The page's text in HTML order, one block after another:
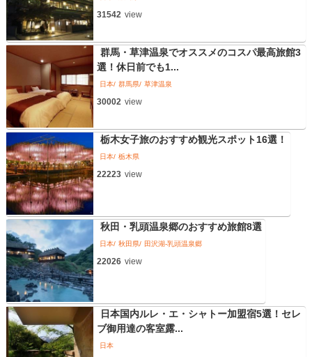
31542 view
群馬・草津温泉でオススメのコスパ最高旅館3
選！休日前でも1...
日本 群馬県 草津温泉
30002 view
栃木女子旅のおすすめ観光スポット16選！
日本 栃木県
22223 view
秋田・乳頭温泉郷のおすすめ旅館8選
日本 秋田県 田沢湖-乳頭温泉郷
22026 view
日本国内ルレ・エ・シャトー加盟宿5選！セレ
ブ御用達の客室露...
日本